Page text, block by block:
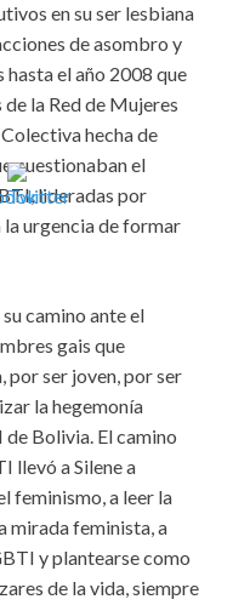
en su ser lesbiana
de asombro y
hasta el año 2008 que
la Red de Mujeres
hecha de
cuestionaban el
lideradas por
la urgencia de formar
camino ante el
gais que
por ser joven, por ser
la hegemonía
Bolivia. El camino
llevó a Silene a
feminismo, a leer la
mirada feminista, a
y plantearse como
de la vida, siempre